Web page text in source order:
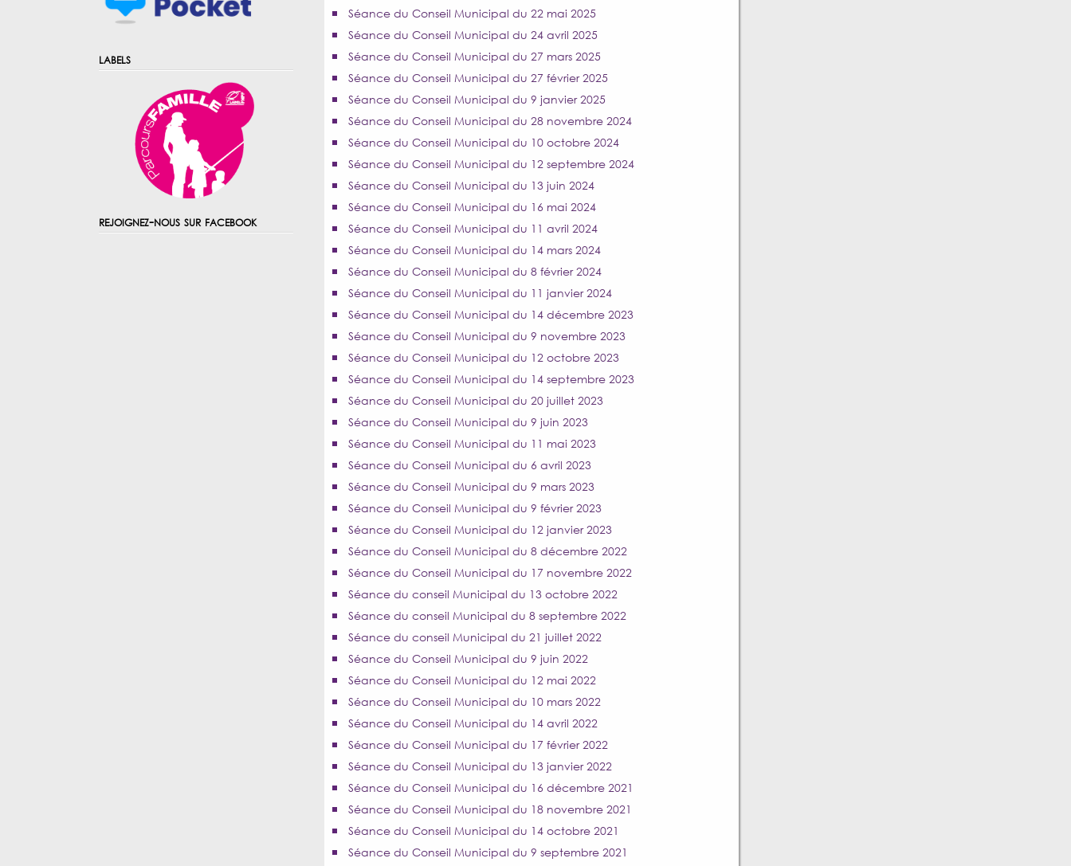
labels
rejoignez-nous sur facebook
Séance du Conseil Municipal du 22 mai 2025
Séance du Conseil Municipal du 24 avril 2025
Séance du Conseil Municipal du 27 mars 2025
Séance du Conseil Municipal du 27 février 2025
Séance du Conseil Municipal du 9 janvier 2025
Séance du Conseil Municipal du 28 novembre 2024
Séance du Conseil Municipal du 10 octobre 2024
Séance du Conseil Municipal du 12 septembre 2024
Séance du Conseil Municipal du 13 juin 2024
Séance du Conseil Municipal du 16 mai 2024
Séance du Conseil Municipal du 11 avril 2024
Séance du Conseil Municipal du 14 mars 2024
Séance du Conseil Municipal du 8 février 2024
Séance du Conseil Municipal du 11 janvier 2024
Séance du Conseil Municipal du 14 décembre 2023
Séance du Conseil Municipal du 9 novembre 2023
Séance du Conseil Municipal du 12 octobre 2023
Séance du Conseil Municipal du 14 septembre 2023
Séance du Conseil Municipal du 20 juillet 2023
Séance du Conseil Municipal du 9 juin 2023
Séance du Conseil Municipal du 11 mai 2023
Séance du Conseil Municipal du 6 avril 2023
Séance du Conseil Municipal du 9 mars 2023
Séance du Conseil Municipal du 9 février 2023
Séance du Conseil Municipal du 12 janvier 2023
Séance du Conseil Municipal du 8 décembre 2022
Séance du Conseil Municipal du 17 novembre 2022
Séance du conseil Municipal du 13 octobre 2022
Séance du conseil Municipal du 8 septembre 2022
Séance du conseil Municipal du 21 juillet 2022
Séance du Conseil Municipal du 9 juin 2022
Séance du Conseil Municipal du 12 mai 2022
Séance du Conseil Municipal du 10 mars 2022
Séance du Conseil Municipal du 14 avril 2022
Séance du Conseil Municipal du 17 février 2022
Séance du Conseil Municipal du 13 janvier 2022
Séance du Conseil Municipal du 16 décembre 2021
Séance du Conseil Municipal du 18 novembre 2021
Séance du Conseil Municipal du 14 octobre 2021
Séance du Conseil Municipal du 9 septembre 2021